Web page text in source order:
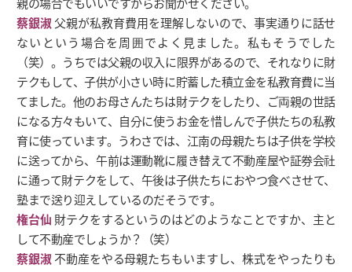
蔡銀淑 父親が私教育費用を理解しないので、事実通りに話せ
ないという場合を周囲でよく見ました。私もそうでした
（笑）。うちでは父親の収入に限界があるので、それなりに財
テクもして、子供が小さい時に貯蓄した積立金を私教育費に当
てました。他のお母さんたちは財テクをしたり、ご両親の世話
になる方々もいて、自分に使うお金を惜しんで子供たちの私教
育に使っています。うわさでは、江南の母親たちは子供を学校
に送ってから、午前は運動靴に履き替えて不動産屋や証券会社
に通って財テクをして、午後は子供たちにおやつ食べさせて、
塾まで送り迎えしているのだそうです。
権台仙 財テクをするというのはどのようなことですか、主と
して不動産でしょうか？（笑）
蔡銀淑 不動産をやる母親たちもいますし、株式をやったりも